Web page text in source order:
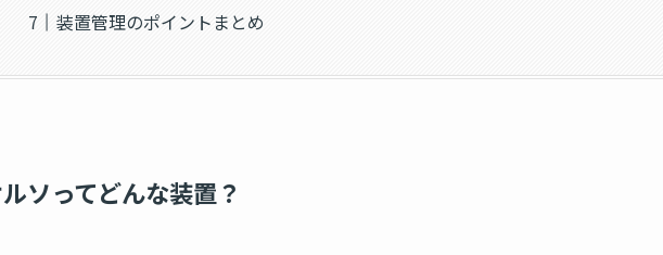
装置管理のポイントまとめ
ソってどんな装置？